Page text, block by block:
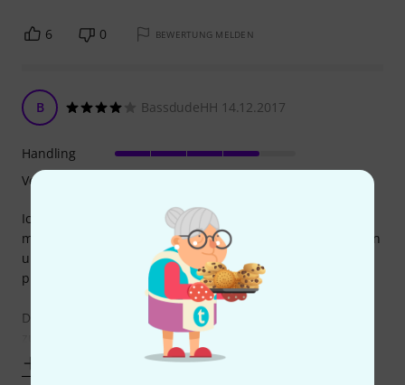
6 0 BEWERTUNG MELDEN
B BassdudeHH 14.12.2017
Ich war auf der Suche nach einem Gigbag, mit dem ich
meinen mittelpreisigen Bass 1-2 mal pro Woche per U-Bahn
und Bus zum Proberaum transportieren kann. Der
preiswerte Fender Gigbag eignet sich dafür (fast) perfekt.
Die Verarbeitung ist sauber und stabil ? hier gibt es nichts
zu meckern. Nichts wirkt auf mich "billig". Positiv fällt das
Handling
Verarbeitung